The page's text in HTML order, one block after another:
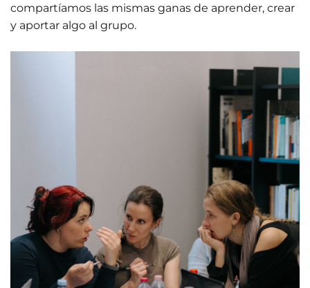
compartíamos las mismas ganas de aprender, crear
y aportar algo al grupo.